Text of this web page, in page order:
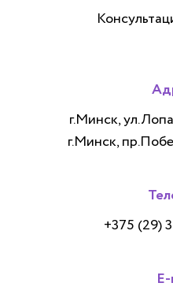
г.Минск,
г.Минск,
+375 (29)